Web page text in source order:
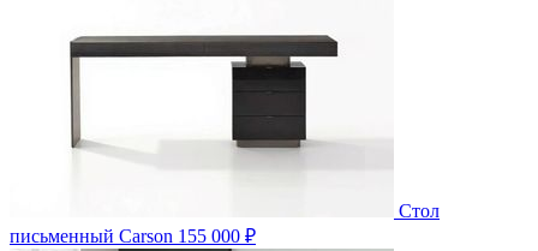
Стол
письменный Carson 155 000 ₽